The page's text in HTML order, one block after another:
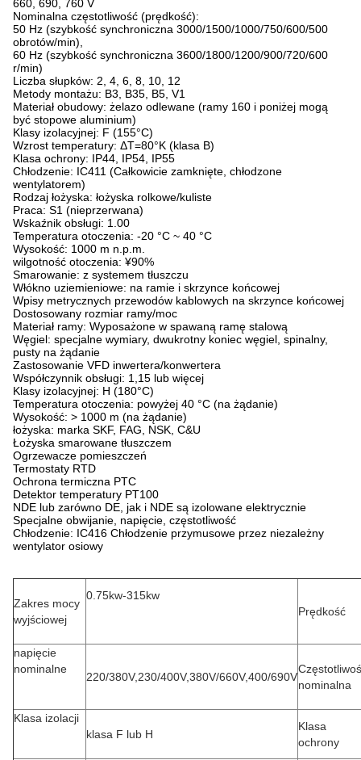
660, 690, 760 V
Nominalna częstotliwość (prędkość):
50 Hz (szybkość synchroniczna 3000/1500/1000/750/600/500
obrotów/min),
60 Hz (szybkość synchroniczna 3600/1800/1200/900/720/600
r/min)
Liczba słupków: 2, 4, 6, 8, 10, 12
Metody montażu: B3, B35, B5, V1
Materiał obudowy: żelazo odlewane (ramy 160 i poniżej mogą
być stopowe aluminium)
Klasy izolacyjnej: F (155°C)
Wzrost temperatury: ΔT=80°K (klasa B)
Klasa ochrony: IP44, IP54, IP55
Chłodzenie: IC411 (Całkowicie zamknięte, chłodzone
wentylatorem)
Rodzaj łożyska: łożyska rolkowe/kuliste
Praca: S1 (nieprzerwana)
Wskaźnik obsługi: 1.00
Temperatura otoczenia: -20 °C ~ 40 °C
Wysokość: 1000 m n.p.m.
wilgotność otoczenia: ¥90%
Smarowanie: z systemem tłuszczu
Włókno uziemieniowe: na ramie i skrzynce końcowej
Wpisy metrycznych przewodów kablowych na skrzynce końcowej
Dostosowany rozmiar ramy/moc
Materiał ramy: Wyposażone w spawaną ramę stalową
Węgiel: specjalne wymiary, dwukrotny koniec węgiel, spinalny,
pusty na żądanie
Zastosowanie VFD inwertera/konwertera
Współczynnik obsługi: 1,15 lub więcej
Klasy izolacyjnej: H (180°C)
Temperatura otoczenia: powyżej 40 °C (na żądanie)
Wysokość: > 1000 m (na żądanie)
łożyska: marka SKF, FAG, NSK, C&U
Łożyska smarowane tłuszczem
Ogrzewacze pomieszczeń
Termostaty RTD
Ochrona termiczna PTC
Detektor temperatury PT100
NDE lub zarówno DE, jak i NDE są izolowane elektrycznie
Specjalne obwijanie, napięcie, częstotliwość
Chłodzenie: IC416 Chłodzenie przymusowe przez niezależny
wentylator osiowy
Zakres mocy
wyjściowej
0.75kw-315kw
Prędkość
napięcie
nominalne
220/380V,230/400V,380V/660V,400/690V
nominalna
Klasa izolacji
klasa F lub H
Klasa
ochrony